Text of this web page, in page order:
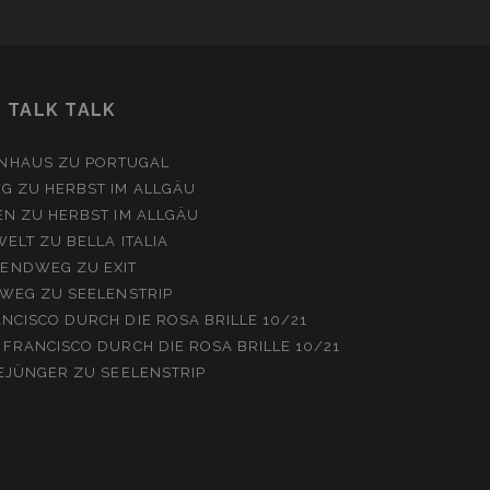
TALK TALK
ZU PORTUGAL
ZU HERBST IM ALLGÄU
ZU HERBST IM ALLGÄU
ZU BELLA ITALIA
ZU EXIT
ZU SEELENSTRIP
DURCH DIE ROSA BRILLE 10/21
FRANCISCO DURCH DIE ROSA BRILLE 10/21
ZU SEELENSTRIP